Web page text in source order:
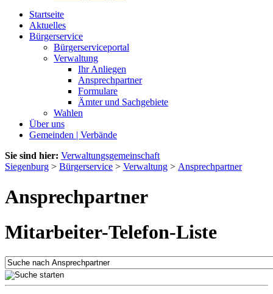
Startseite
Aktuelles
Bürgerservice
Bürgerserviceportal
Verwaltung
Ihr Anliegen
Ansprechpartner
Formulare
Ämter und Sachgebiete
Wahlen
Über uns
Gemeinden | Verbände
Sie sind hier: Verwaltungsgemeinschaft
Siegenburg > Bürgerservice > Verwaltung > Ansprechpartner
Ansprechpartner
Mitarbeiter-Telefon-Liste